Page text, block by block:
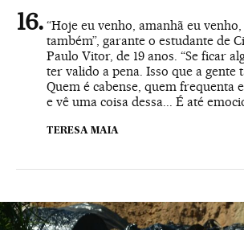
“Hoje eu venho, amanhã eu
também”, garante o estudante de
Paulo Vitor, de 19 anos. “Se ficar
ter valido a pena. Isso que a gente
Quem é cabense, quem frequenta
e vê uma coisa dessa... É até
TERESA MAIA